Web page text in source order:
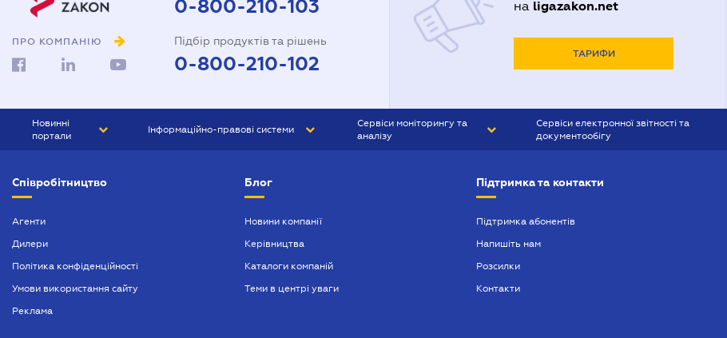
ПРО КОМПАНІЮ
0-800-210-103
Підбір продуктів та рішень
0-800-210-102
на ligazakon.net
ТАРИФИ
Новинні
портали
БІЗНЕС
Інформаційно-правові системи
БУХГАЛТЕР ПРОФ
Сервіси моніторингу та
аналізу
Сервіси електронної звітності та
документообігу
Співробітництво
Агенти
Дилери
Політика конфіденційності
Умови використання сайту
Реклама
Блог
Новини компанії
Керівництва
Каталоги компаній
Теми в центрі уваги
Підтримка та контакти
Підтримка абонентів
Напишіть нам
Розсилки
Контакти